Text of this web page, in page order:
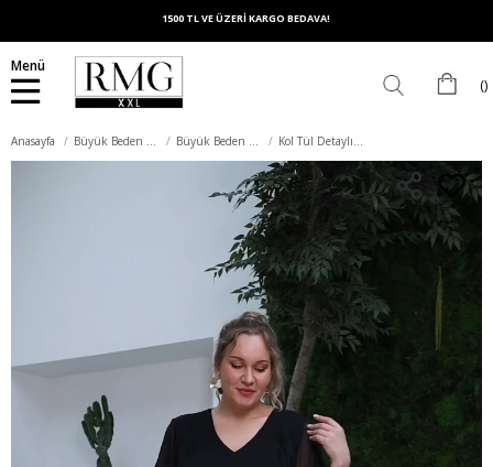
1500 TL VE ÜZERİ KARGO BEDAVA!
Menü
Anasayfa Büyük Beden Üst Giyim Büyük Beden Bluz Kol Tül Detaylı V Yaka Büyük Beden Siyah Bluz